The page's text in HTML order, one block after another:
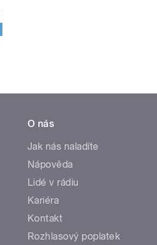
O nás
Jak nás naladíte
Nápověda
Lidé v rádiu
Kariéra
Kontakt
Rozhlasový poplatek